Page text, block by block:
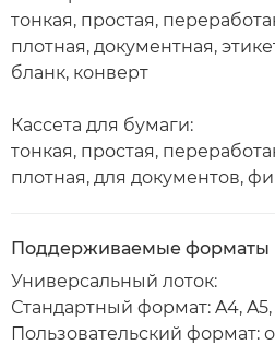
тонкая, простая,
плотная, документная,
бланк, конверт
Кассета для бумаги:
тонкая, простая,
плотная, для документов,
Поддерживаемые форматы
Универсальный лоток:
Стандартный формат: A4, A5,
Пользовательский формат: